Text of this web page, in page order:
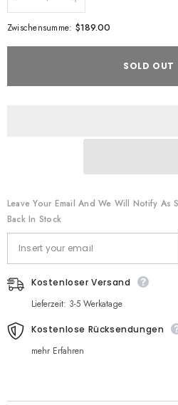
Decrease
Menge
for
Wasser
Pouring
Increase
Menge
for
Schweres
Wasser
Pouring
Zwischensumme: $189.00
SOLD OUT
Leave Your Email And We Will Notify
Back In Stock
Kostenloser Versand
Lieferzeit: 3-5 Werkatage
Kostenlose Rücksendungen
mehr Erfahren